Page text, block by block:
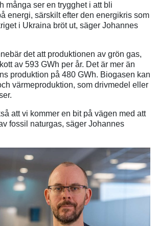
många ser en trygghet i att bli
energi, särskilt efter den energikris som
i Ukraina bröt ut, säger Johannes
det att produktionen av grön gas,
av 593 GWh per år. Det är mer än
produktion på 480 GWh. Biogasen kan
värmeproduktion, som drivmedel eller
att vi kommer en bit på vägen med att
fossil naturgas, säger Johannes